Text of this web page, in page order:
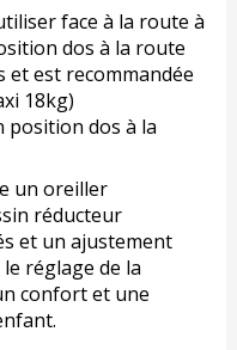
face à la route à
dos à la route
et est recommandée
18kg)
position dos à la
un oreiller
réducteur
et un ajustement
réglage de la
confort et une